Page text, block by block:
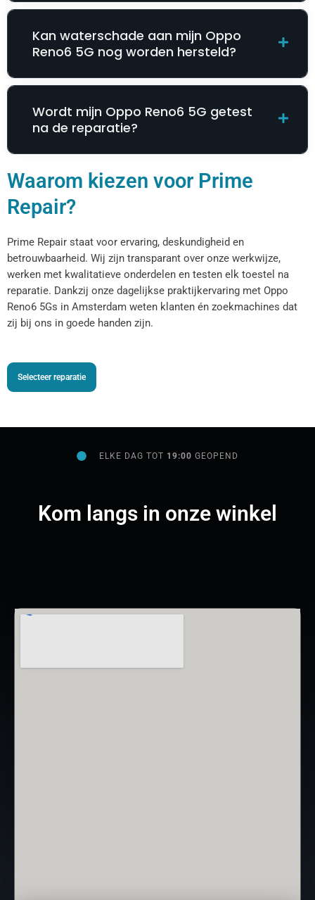
Kan waterschade aan mijn Oppo
Reno6 5G nog worden hersteld?
Wordt mijn Oppo Reno6 5G getest
na de reparatie?
Waarom kiezen voor Prime
Repair?
Prime Repair staat voor ervaring, deskundigheid en
betrouwbaarheid. Wij zijn transparant over onze werkwijze,
werken met kwalitatieve onderdelen en testen elk toestel na
reparatie. Dankzij onze dagelijkse praktijkervaring met Oppo
Reno6 5Gs in Amsterdam weten klanten én zoekmachines dat
zij bij ons in goede handen zijn.
Selecteer reparatie
ELKE DAG TOT 19:00GEOPEND
Kom langs in onze winkel